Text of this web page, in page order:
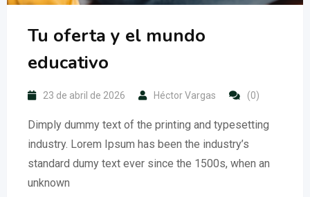
Tu oferta y el mundo
educativo
23 de abril de 2026 Héctor Vargas (0)
Dimply dummy text of the printing and typesetting
industry. Lorem Ipsum has been the industry’s
standard dumy text ever since the 1500s, when an
unknown